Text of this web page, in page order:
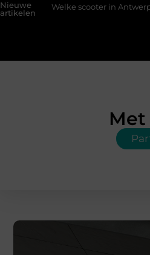
Nieuwe
artikelen
scooter in Antwerpen past het